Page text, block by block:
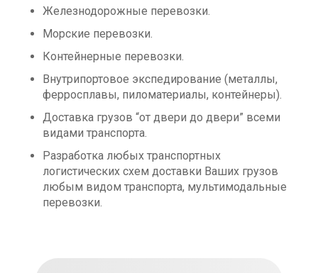
Железнодорожные перевозки.
Морские перевозки.
Контейнерные перевозки.
Bнутрипортовое экспедирование (металлы,
ферросплавы, пиломатериалы, контейнеры).
Доставка грузов “от двери до двери” всеми
видами транспорта.
Разработка любых транспортных
логистических схем доставки Ваших грузов
любым видом транспорта, мультимодальные
перевозки.